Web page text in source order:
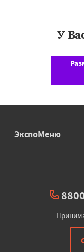
У
ЭкспоМеню